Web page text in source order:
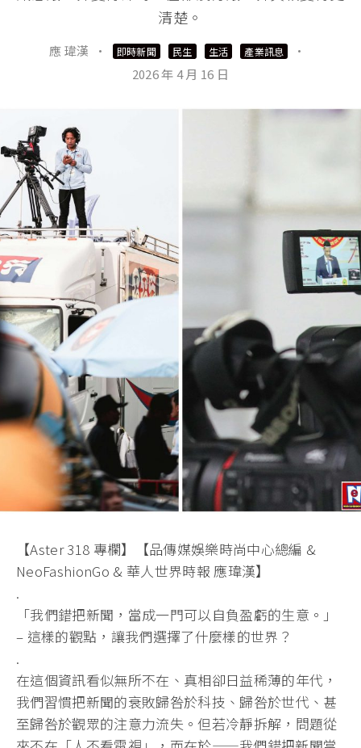
清楚。
應 瑋漢 · 即時新聞 民生 生活 產業訊息
·
2026 年 4 月 16 日
【Aster 318 專欄】【品傳媒娛樂時尚中心總編 &
NeoFashionGo & 華人世界時報 應瑋漢】
.
「我們錯把新聞，當成一門可以自負盈虧的生意。」
– 這樣的觀點，讓我們選擇了什麼樣的世界？
.
在這個資訊看似無所不在、真相卻日益稀薄的年代，
我們習慣把新聞的衰敗歸咎於科技、歸咎於世代、 甚
至歸咎於觀眾的注意力流失。但若冷靜拆解，問題從